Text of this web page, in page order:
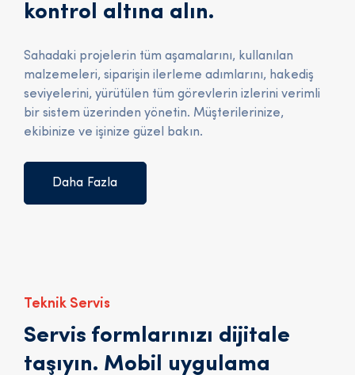
kontrol altına alın.
Sahadaki projelerin tüm aşamalarını, kullanılan
malzemeleri, siparişin ilerleme adımlarını, hakediş
seviyelerini, yürütülen tüm görevlerin izlerini verimli
bir sistem üzerinden yönetin. Müşterilerinize,
ekibinize ve işinize güzel bakın.
Daha Fazla
Teknik Servis
Servis formlarınızı dijitale
taşıyın. Mobil uygulama